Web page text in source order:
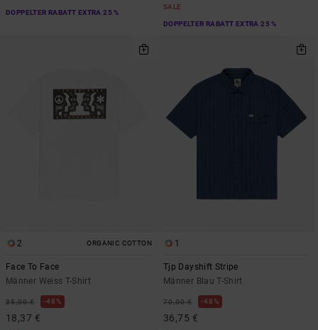
DOPPELTER RABATT EXTRA 25 %
SALE
DOPPELTER RABATT EXTRA 25 %
2 ORGANIC COTTON
Face To Face
Männer Weiss T-Shirt
35,00 € 48%
18,37 €
1
Tjp Dayshift Stripe
Männer Blau T-Shirt
70,00 € 48%
36,75 €